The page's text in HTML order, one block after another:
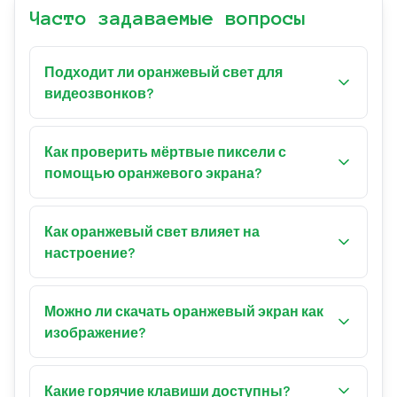
Часто задаваемые вопросы
Подходит ли оранжевый свет для
видеозвонков?
Да! Оранжевый обеспечивает тёплый,
выгодный свет, улучшающий оттенок кожи.
Особенно хорош для вечерних звонков или
Как проверить мёртвые пиксели с
помощью оранжевого экрана?
Включите полноэкранный режим и осмотрите
экран на наличие пикселей, которые выглядят
чёрными (мёртвыми) или другого цвета
адресу /dead-pixel-tester/.
Как оранжевый свет влияет на
настроение?
Оранжевый ассоциируется с теплотой,
энергией и радостью. Он может создавать
приветливую, комфортную обстановку и часто
Можно ли скачать оранжевый экран как
изображение?
Да! Выберите нужное разрешение из
выпадающего меню или введите
Какие горячие клавиши доступны?